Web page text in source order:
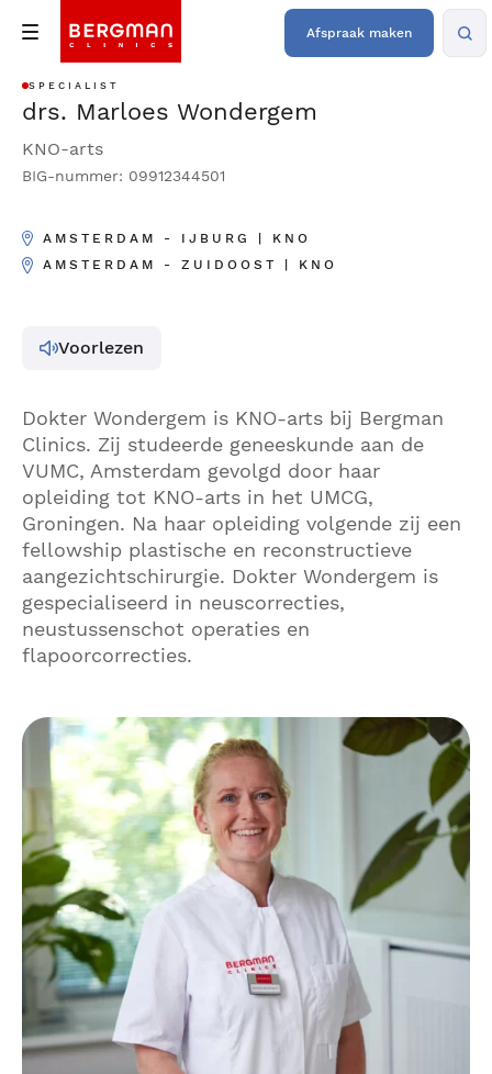
Afspraak maken
SPECIALIST
drs. Marloes Wondergem
KNO-arts
BIG-nummer: 09912344501
AMSTERDAM - IJBURG | KNO
AMSTERDAM - ZUIDOOST | KNO
Voorlezen
Dokter Wondergem is KNO-arts bij Bergman
Clinics. Zij studeerde geneeskunde aan de
VUMC, Amsterdam gevolgd door haar
opleiding tot KNO-arts in het UMCG,
Groningen. Na haar opleiding volgende zij een
fellowship plastische en reconstructieve
aangezichtschirurgie. Dokter Wondergem is
gespecialiseerd in neuscorrecties,
neustussenschot operaties en
flapoorcorrecties.